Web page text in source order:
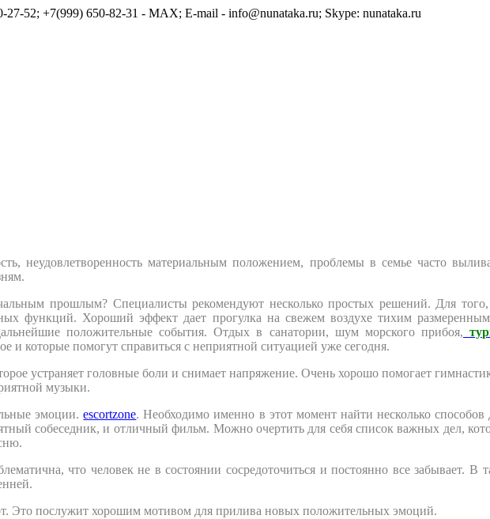
52; +7(999) 650-82-31 - MAX; E-mail - info@nunataka.ru; Skype: nunataka.ru
неудовлетворенность материальным положением, проблемы в семье часто
прошлым? Специалисты рекомендуют несколько простых решений. Для
функций. Хороший эффект дает прогулка на свежем воздухе тихим
положительные события. Отдых в санатории, шум морского прибоя,
которые помогут справиться с неприятной ситуацией уже сегодня.
устраняет головные боли и снимает напряжение. Очень хорошо помогает
музыки.
эмоции.escortzone. Необходимо именно в этот момент найти несколько способов
собеседник, и отличный фильм. Можно очертить для себя список важных дел,
что человек не в состоянии сосредоточиться и постоянно все забывает. В
Это послужит хорошим мотивом для прилива новых положительных эмоций.